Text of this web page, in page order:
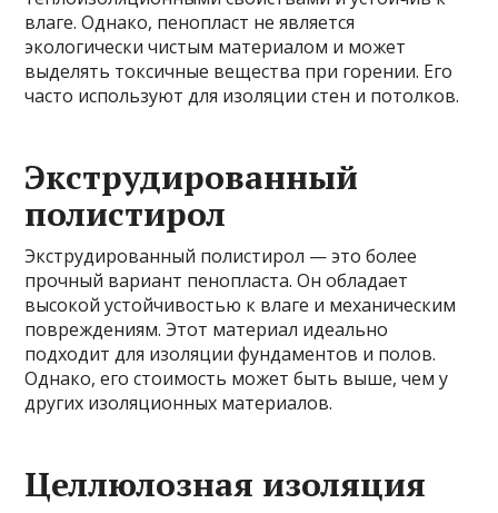
влаге. Однако, пенопласт не является
экологически чистым материалом и может
выделять токсичные вещества при горении. Его
часто используют для изоляции стен и потолков.
Экструдированный
полистирол
Экструдированный полистирол — это более
прочный вариант пенопласта. Он обладает
высокой устойчивостью к влаге и механическим
повреждениям. Этот материал идеально
подходит для изоляции фундаментов и полов.
Однако, его стоимость может быть выше, чем у
других изоляционных материалов.
Целлюлозная изоляция